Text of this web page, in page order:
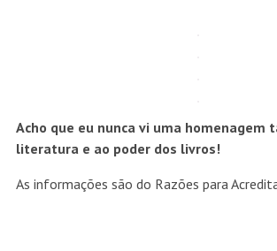
Acho que eu nunca vi uma homenagem
literatura e ao poder dos livros!
As informações são do Razões para